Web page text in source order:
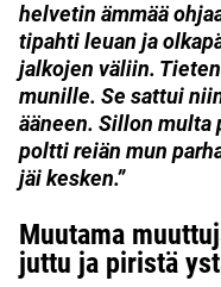
helvetin ämmää
tipahti leuan ja
jalkojen väliin.
munille. Se sattui
ääneen. Sillon multa
poltti reiän mun
jäi kesken.”
Muutama
juttu ja piristä